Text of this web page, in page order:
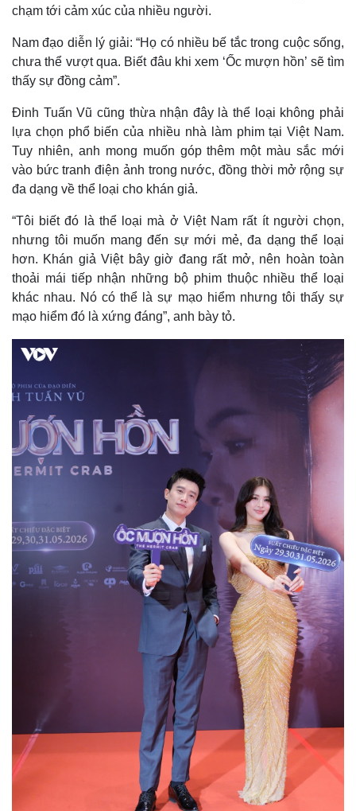
Kinh tế
Thị trường
Giá vàng
Tiêu dùng
chạm tới cảm xúc của nhiều người.
Nam đạo diễn lý giải: “Họ có nhiều bế tắc trong cuộc sống,
chưa thể vượt qua. Biết đâu khi xem ‘Ốc mượn hồn’ sẽ tìm
thấy sự đồng cảm”.
Đinh Tuấn Vũ cũng thừa nhận đây là thể loại không phải
lựa chọn phổ biến của nhiều nhà làm phim tại Việt Nam.
Tuy nhiên, anh mong muốn góp thêm một màu sắc mới
vào bức tranh điện ảnh trong nước, đồng thời mở rộng sự
đa dạng về thể loại cho khán giả.
“Tôi biết đó là thể loại mà ở Việt Nam rất ít người chọn,
nhưng tôi muốn mang đến sự mới mẻ, đa dạng thể loại
hơn. Khán giả Việt bây giờ đang rất mở, nên hoàn toàn
thoải mái tiếp nhận những bộ phim thuộc nhiều thể loại
khác nhau. Nó có thể là sự mạo hiểm nhưng tôi thấy sự
mạo hiểm đó là xứng đáng”, anh bày tỏ.